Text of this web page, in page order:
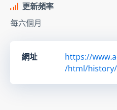
更新頻率
每六個月
網址
https://
/html/history/